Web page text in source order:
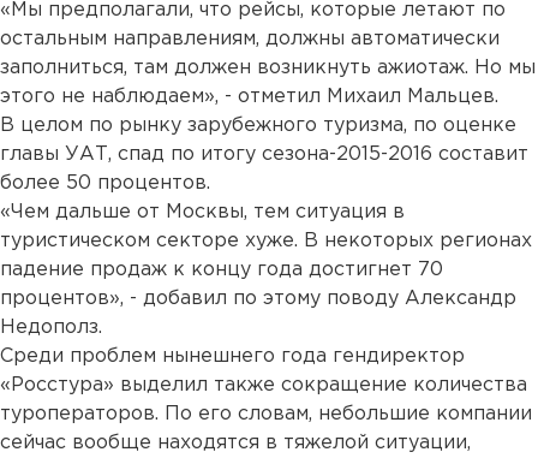
«Мы предполагали, что рейсы, которые летают по
остальным направлениям, должны автоматически
заполниться, там должен возникнуть ажиотаж. Но мы
этого не наблюдаем», - отметил Михаил Мальцев.
В целом по рынку зарубежного туризма, по оценке
главы УАТ, спад по итогу сезона-2015-2016 составит
более 50 процентов.
«Чем дальше от Москвы, тем ситуация в
туристическом секторе хуже. В некоторых регионах
падение продаж к концу года достигнет 70
процентов», - добавил по этому поводу Александр
Недополз.
Среди проблем нынешнего года гендиректор
«Росстура» выделил также сокращение количества
туроператоров. По его словам, небольшие компании
сейчас вообще находятся в тяжелой ситуации,